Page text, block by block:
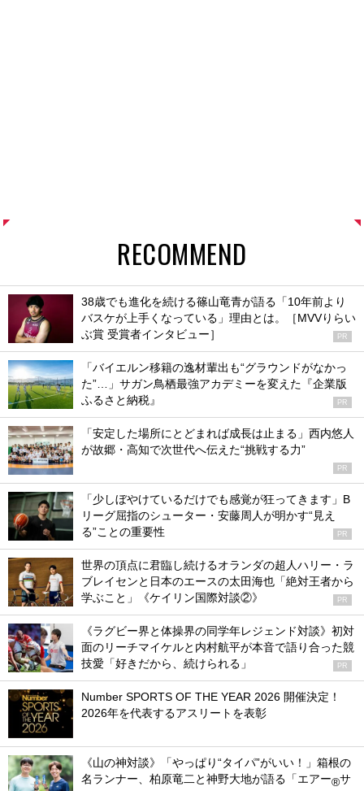
RECOMMEND
38歳でも進化を続ける篠山竜青が語る「10年前より
バスケが上手くなっている」理由とは。［MVVりらい
ぶ賞 受賞者インタビュー］
PR
「バイエルン移籍の逸材輩出も“グラウンドがなかっ
た”…」サガン鳥栖最強アカデミーを変えた『企業版
ふるさと納税』
PR
「安定した場所にとどまれば成長は止まる」西内悠人
が故郷・高知で次世代へ伝えた“挑戦する力”
PR
「少しぼやけているだけでも感覚が狂ってきます」B
リーグ屈指のシューター・安藤周人が明かす“見え
る”ことの重要性
PR
世界の頂点に君臨し続けるオランダの超人ハリー・ラ
ブレイセンと日本のエースの太田海也「絶対王者から
学ぶこと」《ケイリン国際対談②》
PR
《ラグビー界と体操界の同学年レジェンド対談》初対
面のリーチマイケルと内村航平が本音で語り合った競
技愛「好きだから、続けられる」
PR
Number SPORTS OF THE YEAR 2026 開催決定！
2026年を代表するアスリートを表彰
《山の神対談》「やっぱり“タイパ”がいい！」箱根の
名ランナー、柏原竜二と神野大地が語る「エアー®サ